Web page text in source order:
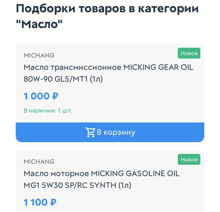
Подборки товаров в категории
"Масло"
Новое
MICHANG
Масло трансмиссионное MICKING GEAR OIL
80W-90 GL5/MT1 (1л)
Масло трансмиссионное Micking Gear Oil 80W-90
1 000 ₽
В наличии: 1 шт.
В корзину
Новое
Осталась 2 шт.
MICHANG
Масло моторное MICKING GASOLINE OIL
MG1 5W30 SP/RC SYNTH (1л)
Масло моторное Micking Gasoline Oil MG1 5w30
1 100 ₽